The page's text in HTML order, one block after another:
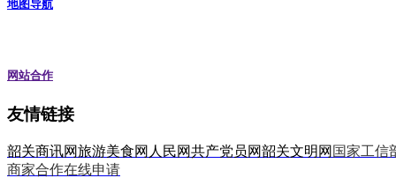
地图导航
网站合作
友情链接
韶关商讯网旅游美食网 人民网共产党员网韶关文明网 国家工信
商家合作在线申请